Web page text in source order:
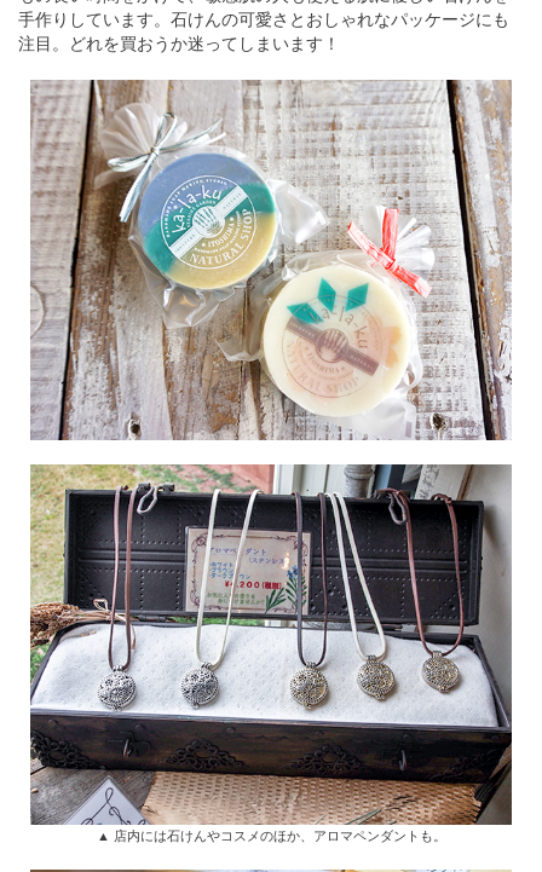
手作りしています。石けんの可愛さとおしゃれなパッケージにも
注目。どれを買おうか迷ってしまいます！
▲ 店内には石けんやコスメのほか、アロマペンダントも。